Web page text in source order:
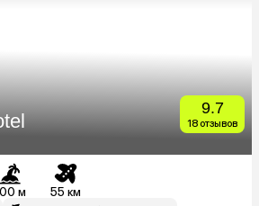
9.7
18 отзывов
м 55 км